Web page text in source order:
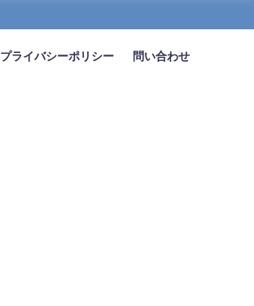
プライバシーポリシー 問い合わせ